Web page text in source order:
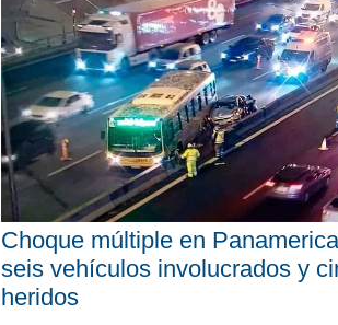
Choque múltiple en
seis vehículos involucrados y
heridos